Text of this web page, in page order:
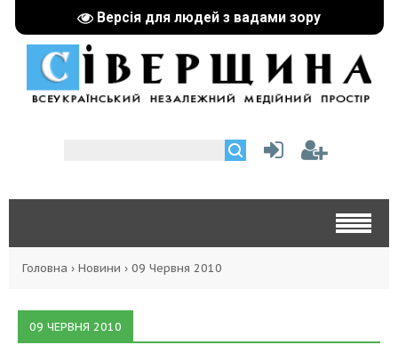
Версія для людей з вадами зору
Головна › Новини › 09 Червня 2010
09 ЧЕРВНЯ 2010